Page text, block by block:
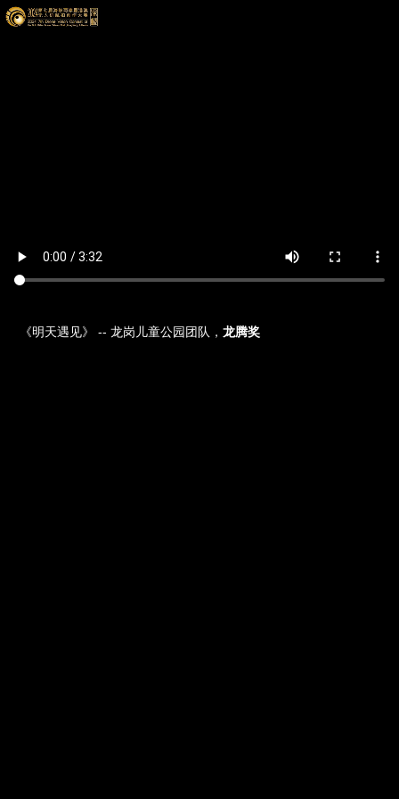
《明天遇见》 -- 龙岗儿童公园团队，龙腾奖